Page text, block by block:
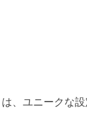
、ユニークな